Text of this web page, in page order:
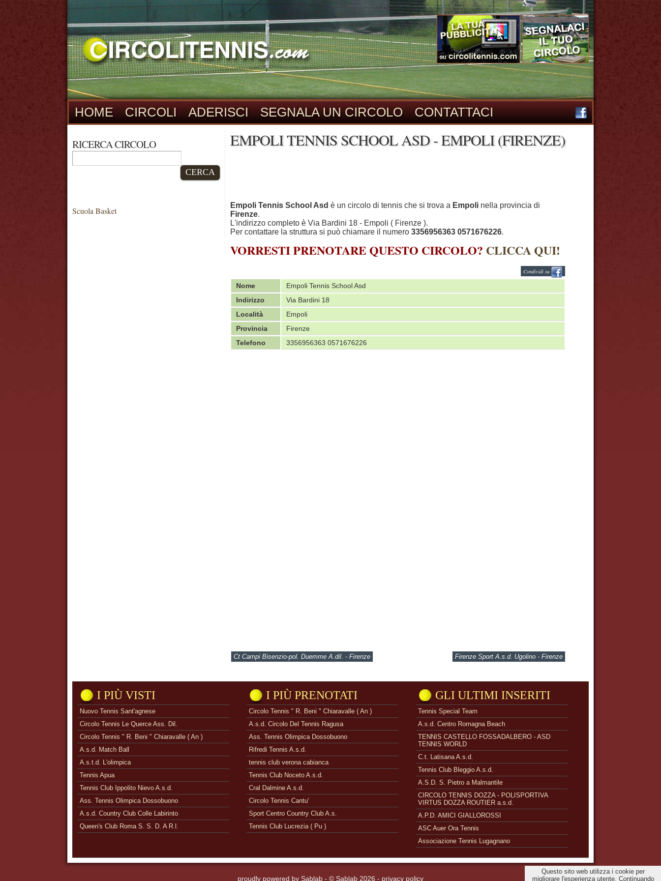
HOME CIRCOLI ADERISCI SEGNALA UN CIRCOLO CONTATTACI
RICERCA CIRCOLO
CERCA
Scuola Basket
EMPOLI TENNIS SCHOOL ASD - EMPOLI (FIRENZE)
Empoli Tennis School Asd è un circolo di tennis che si trova a Empoli nella provincia di
Firenze.
L'indirizzo completo è Via Bardini 18 - Empoli ( Firenze ).
Per contattare la struttura si può chiamare il numero 3356956363 0571676226.
VORRESTI PRENOTARE QUESTO CIRCOLO? CLICCA QUI!
Condividi su
Nome
Empoli Tennis School Asd
Indirizzo
Via Bardini 18
Località
Empoli
Provincia
Firenze
Telefono
3356956363 0571676226
Ct Campi Bisenzio-pol. Duemme A.dil. - Firenze Firenze Sport A.s.d. Ugolino - Firenze
I PIÙ VISTI
Nuovo Tennis Sant'agnese
Circolo Tennis Le Querce Ass. Dil.
Circolo Tennis " R. Beni " Chiaravalle ( An )
A.s.d. Match Ball
A.s.t.d. L'olimpica
Tennis Apua
Tennis Club Ippolito Nievo A.s.d.
Ass. Tennis Olimpica Dossobuono
A.s.d. Country Club Colle Labirinto
Queen's Club Roma S. S. D. A R.l.
I PIÙ PRENOTATI
Circolo Tennis " R. Beni " Chiaravalle ( An )
A.s.d. Circolo Del Tennis Ragusa
Ass. Tennis Olimpica Dossobuono
Rifredi Tennis A.s.d.
tennis club verona cabianca
Tennis Club Noceto A.s.d.
Cral Dalmine A.s.d.
Circolo Tennis Cantu'
Sport Centro Country Club A.s.
Tennis Club Lucrezia ( Pu )
GLI ULTIMI INSERITI
Tennis Special Team
A.s.d. Centro Romagna Beach
TENNIS CASTELLO FOSSADALBERO - ASD
TENNIS WORLD
C.t. Latisana A.s.d.
Tennis Club Bleggio A.s.d.
A.S.D. S. Pietro a Malmantile
CIRCOLO TENNIS DOZZA - POLISPORTIVA
VIRTUS DOZZA ROUTIER a.s.d.
A.P.D. AMICI GIALLOROSSI
ASC Auer Ora Tennis
Associazione Tennis Lugagnano
proudly powered by Sablab - © Sablab 2026 - privacy policy
Questo sito web utilizza i cookie per
migliorare l'esperienza utente. Continuando